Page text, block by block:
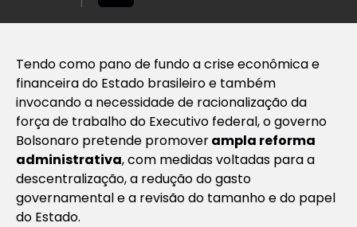
Tendo como pano de fundo a crise econômica e
financeira do Estado brasileiro e também
invocando a necessidade de racionalização da
força de trabalho do Executivo federal, o governo
Bolsonaro pretende promoverampla reforma
administrativa, com medidas voltadas para a
descentralização, a redução do gasto
governamental e a revisão do tamanho e do papel
do Estado.